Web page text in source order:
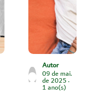
Autor
09 de mai.
de 2025
1 ano(s)